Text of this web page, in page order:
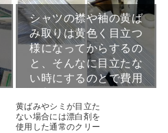
シャツの襟や袖の黄ば
み取りは黄色く目立つ
様になってからするの
と、そんなに目立たな
い時にするのとで費用
黄ばみやシミが目立た
ない場合には漂白剤を
使用した通常のクリー